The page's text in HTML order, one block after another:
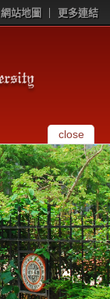
網站地圖 更多連結
close